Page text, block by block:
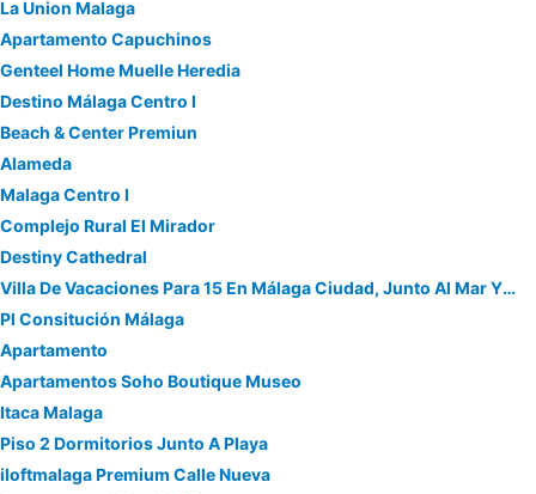
La Union Malaga
Apartamento Capuchinos
Genteel Home Muelle Heredia
Destino Málaga Centro I
Beach & Center Premiun
Alameda
Malaga Centro I
Complejo Rural El Mirador
Destiny Cathedral
Villa De Vacaciones Para 15 En Málaga Ciudad, Junto Al Mar Y Con Piscina Privada
Pl Consitución Málaga
Apartamento
Apartamentos Soho Boutique Museo
Itaca Malaga
Piso 2 Dormitorios Junto A Playa
iloftmalaga Premium Calle Nueva